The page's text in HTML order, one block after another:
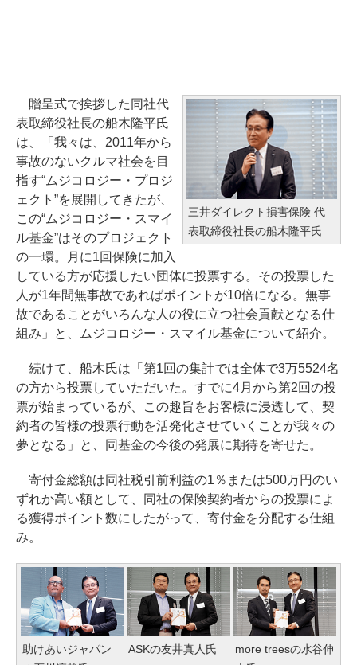
三井ダイレクト損害保険 代
表取締役社長の船木隆平氏
贈呈式で挨拶した同社代
表取締役社長の船木隆平氏
は、「我々は、2011年から
事故のないクルマ社会を目
指す“ムジコロジー・プロジ
ェクト”を展開してきたが、
この“ムジコロジー・スマイ
ル基金”はそのプロジェクト
の一環。月に1回保険に加入
している方が応援したい団体に投票する。その投票した
人が1年間無事故であればポイントが10倍になる。無事
故であることがいろんな人の役に立つ社会貢献となる仕
組み」と、ムジコロジー・スマイル基金について紹介。
続けて、船木氏は「第1回の集計では全体で3万5524名
の方から投票していただいた。すでに4月から第2回の投
票が始まっているが、この趣旨をお客様に浸透して、契
約者の皆様の投票行動を活発化させていくことが我々の
夢となる」と、同基金の今後の発展に期待を寄せた。
寄付金総額は同社税引前利益の1％または500万円のい
ずれか高い額として、同社の保険契約者からの投票によ
る獲得ポイント数にしたがって、寄付金を分配する仕組
み。
助けあいジャパン
ASKの友井真人氏
more treesの水谷伸